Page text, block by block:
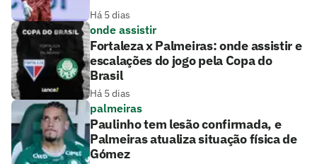
Há 5 dias
onde assistir
Fortaleza x Palmeiras: onde assistir e
escalações do jogo pela Copa do
Brasil
Há 5 dias
palmeiras
Paulinho tem lesão confirmada, e
Palmeiras atualiza situação física de
Gómez